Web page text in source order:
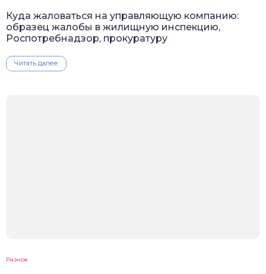
Куда жаловаться на управляющую компанию:
образец жалобы в жилищную инспекцию,
Роспотребнадзор, прокуратуру
Читать далее
Разное